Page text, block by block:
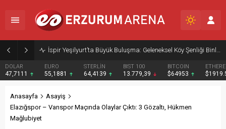
İspir Yeşilyurt’ta Büyük Buluşma: Geleneksel Köy Şenliği Binlerce Kişiyi Bir Araya Getirdi
DOLAR
47,7111
EURO
55,1881
STERLİN
64,4139
BIST 100
13.779,39
BITCOIN
$64953
Anasayfa
Asayiş
Elazığspor – Vanspor Maçında Olaylar Çıktı: 3 Gözaltı, Hükmen
Mağlubiyet